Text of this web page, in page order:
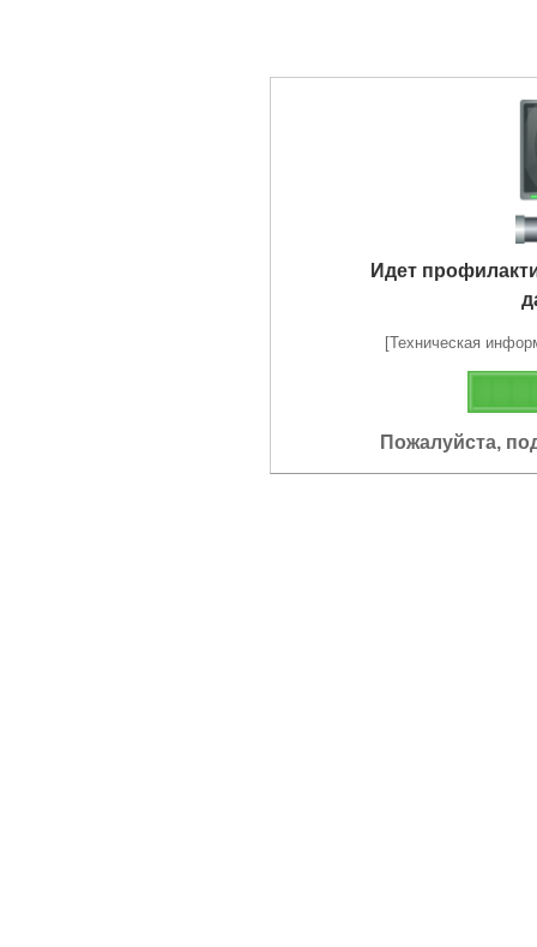
Идет
[Техническая
Пожалуйста,